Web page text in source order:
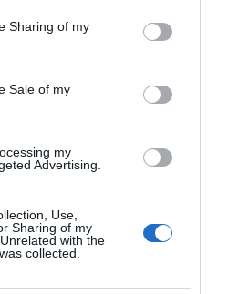
behaviour. You may click to
and its third-party tags to
purposes in below Google
Sharing of my
Sale of my
my
Advertising.
Use,
Sharing of my
with the
collected.
ΗΘΕΛΑ ΝΑ ΑΦΗΣΩ ΣΤΟΝ